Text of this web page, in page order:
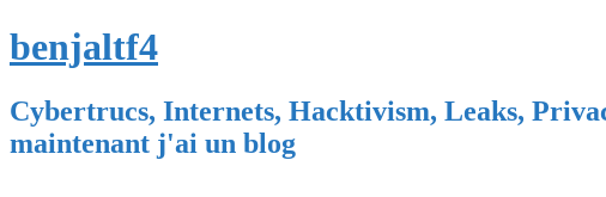
benjaltf4
Cybertrucs, Internets, Hacktivism, Leaks,
maintenant j'ai un blog